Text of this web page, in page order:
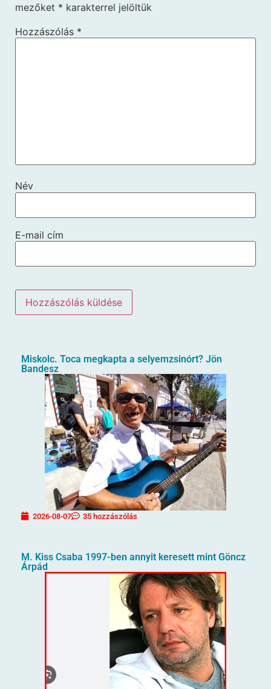
mezőket * karakterrel jelöltük
Hozzászólás *
Név
E-mail cím
Miskolc. Toca megkapta a selyemzsinórt? Jön
Bandesz
2026-08-07 35 hozzászólás
M. Kiss Csaba 1997-ben annyit keresett mint Göncz
Árpád